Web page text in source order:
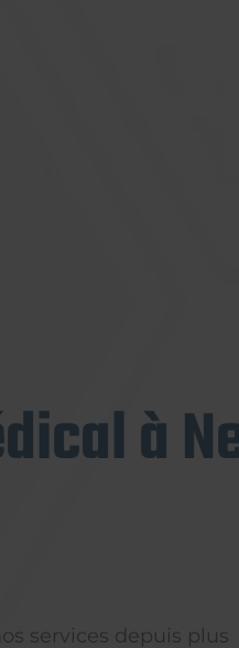
à
services depuis plus